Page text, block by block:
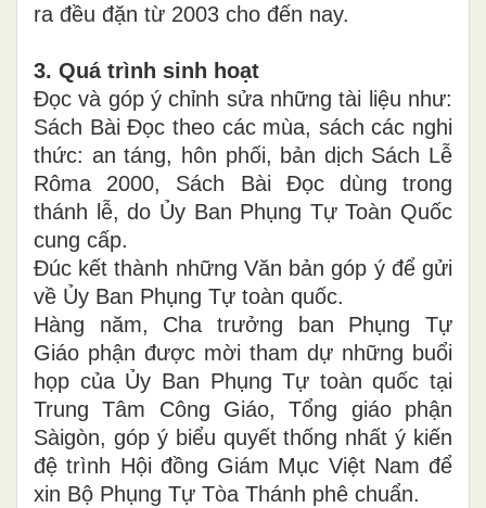
ra đều đặn từ 2003 cho đến nay.
3. Quá trình sinh hoạt
Đọc và góp ý chỉnh sửa những tài liệu như:
Sách Bài Đọc theo các mùa, sách các nghi
thức: an táng, hôn phối, bản dịch Sách Lễ
Rôma 2000, Sách Bài Đọc dùng trong
thánh lễ, do Ủy Ban Phụng Tự Toàn Quốc
cung cấp.
Đúc kết thành những Văn bản góp ý để gửi
về Ủy Ban Phụng Tự toàn quốc.
Hàng năm, Cha trưởng ban Phụng Tự
Giáo phận được mời tham dự những buổi
họp của Ủy Ban Phụng Tự toàn quốc tại
Trung Tâm Công Giáo, Tổng giáo phận
Sàigòn, góp ý biểu quyết thống nhất ý kiến
đệ trình Hội đồng Giám Mục Việt Nam để
xin Bộ Phụng Tự Tòa Thánh phê chuẩn.